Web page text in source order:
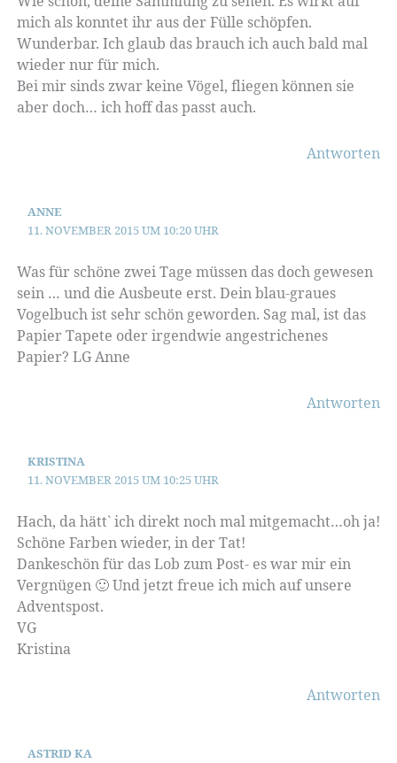
mich als konntet ihr aus der Fülle schöpfen.
Wunderbar. Ich glaub das brauch ich auch bald mal
wieder nur für mich.
Bei mir sinds zwar keine Vögel, fliegen können sie
aber doch… ich hoff das passt auch.
Antworten
ANNE
11. NOVEMBER 2015 UM 10:20 UHR
Was für schöne zwei Tage müssen das doch gewesen
sein … und die Ausbeute erst. Dein blau-graues
Vogelbuch ist sehr schön geworden. Sag mal, ist das
Papier Tapete oder irgendwie angestrichenes
Papier? LG Anne
Antworten
KRISTINA
11. NOVEMBER 2015 UM 10:25 UHR
Hach, da hätt` ich direkt noch mal mitgemacht…oh ja!
Schöne Farben wieder, in der Tat!
Dankeschön für das Lob zum Post- es war mir ein
Vergnügen 🙂 Und jetzt freue ich mich auf unsere
Adventspost.
VG
Kristina
Antworten
ASTRID KA